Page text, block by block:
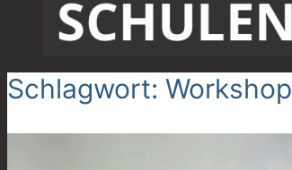
Schlagwort: Workshop